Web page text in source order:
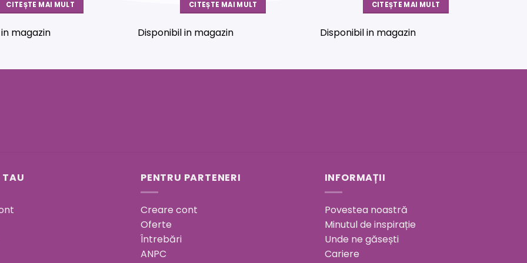
CITEȘTE MAI MULT
magazin
CITEȘTE MAI MULT
Disponibil in magazin
CITEȘTE MAI MULT
Disponibil in magazin
TAU PENTRU PARTENERI
Creare cont
Oferte
Întrebări
ANPC
INFORMAȚII
Povestea noastră
Minutul de inspirație
Unde ne găsești
Cariere